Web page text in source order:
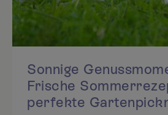
Sonnige
Frische
perfekte